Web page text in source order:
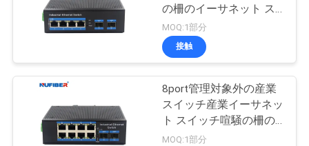
の柵のイーサネット ス
イッチ
MOQ:1部分
接触
8port管理対象外の産業
スイッチ産業イーサネッ
ト スイッチ喧騒の柵の
台紙
MOQ:1部分